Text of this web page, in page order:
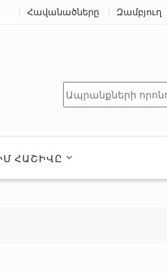
Հավանածները Զամբյուղ
Որոնել
ՀԱՇԻՎԸ